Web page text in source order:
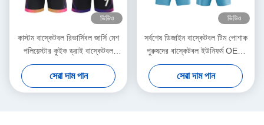
ভিডিও
কাস্টম বাস্কেটবল রিভার্সিবল জার্সি মেশ
পলিয়েস্টার কুইক ড্রাই বাস্কেটবল
রিভার্সিবল ইউনিফর্ম
সেরা দাম পান
ভিডিও
সর্বশেষ ডিজাইন বাস্কেটবল টিম পোশাক
পুরুষদের বাস্কেটবল ইউনিফর্ম OEM
সেবা কাস্টম sublimation মুদ্রণ
বাস্কেটবল ইউনিফর্ম গরম বিক্রয়
সেরা দাম পান